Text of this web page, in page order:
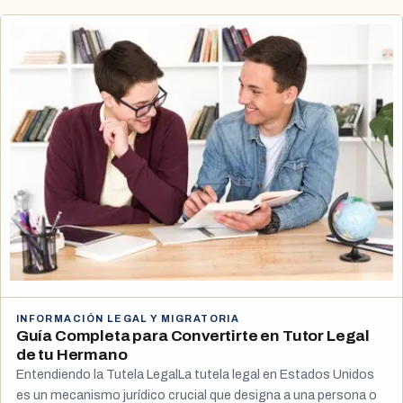
INFORMACIÓN LEGAL Y MIGRATORIA
Guía Completa para Convertirte en Tutor Legal
de tu Hermano
Entendiendo la Tutela LegalLa tutela legal en Estados Unidos
es un mecanismo jurídico crucial que designa a una persona o